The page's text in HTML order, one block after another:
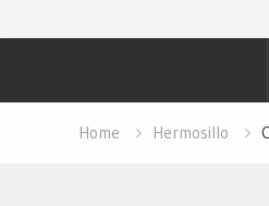
Home Hermosillo